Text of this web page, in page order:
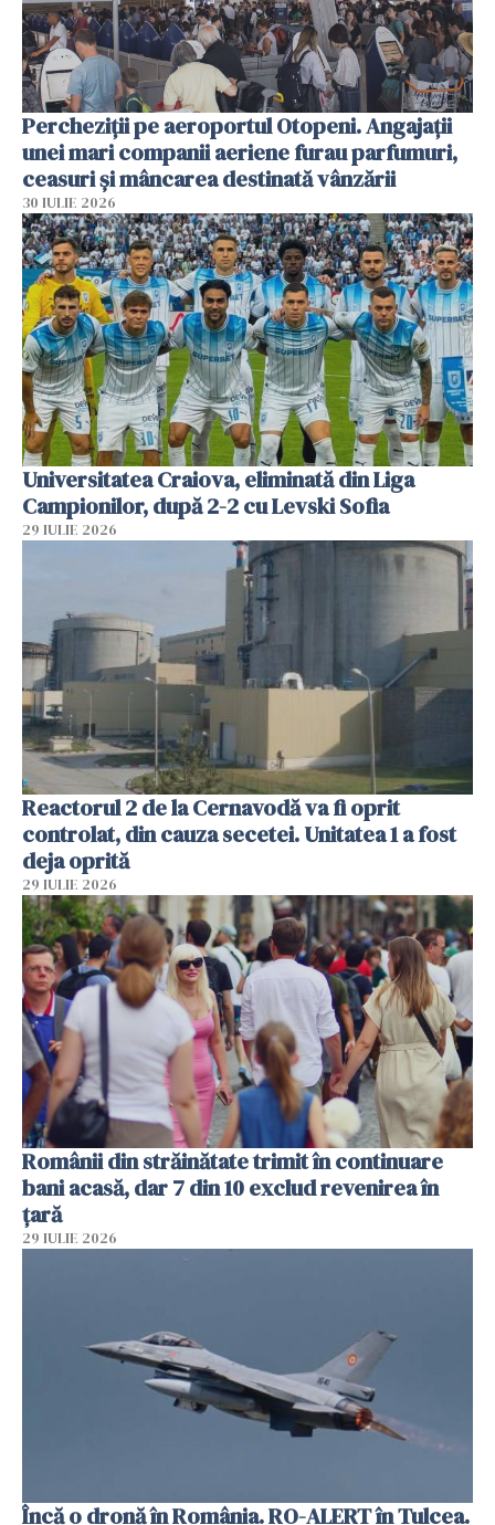
Percheziții pe aeroportul Otopeni. Angajații
unei mari companii aeriene furau parfumuri,
ceasuri și mâncarea destinată vânzării
30 IULIE 2026
Universitatea Craiova, eliminată din Liga
Campionilor, după 2-2 cu Levski Sofia
29 IULIE 2026
Reactorul 2 de la Cernavodă va fi oprit
controlat, din cauza secetei. Unitatea 1 a fost
deja oprită
29 IULIE 2026
Românii din străinătate trimit în continuare
bani acasă, dar 7 din 10 exclud revenirea în
țară
29 IULIE 2026
Încă o dronă în România. RO-ALERT în Tulcea.